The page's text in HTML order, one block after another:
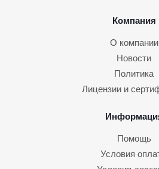
Компания
О компании
Новости
Политика
Лицензии и
Помощь
Условия